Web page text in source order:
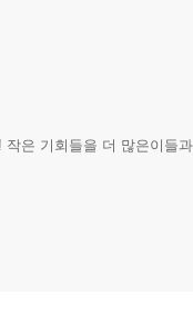
은 기회들을 더 많은이들